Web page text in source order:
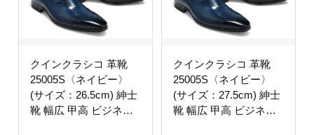
クインクラシコ 革靴
25005S〈ネイビー〉
(サイズ：26.5cm) 紳士
靴 幅広 甲高 ビジネス
クインクラシコ 革靴
25005S〈ネイビー〉
(サイズ：27.5cm) 紳士
靴 幅広 甲高 ビジネス